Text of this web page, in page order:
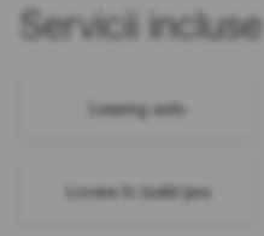
Servicii incluse
Leasing auto
Livrare în toată țara